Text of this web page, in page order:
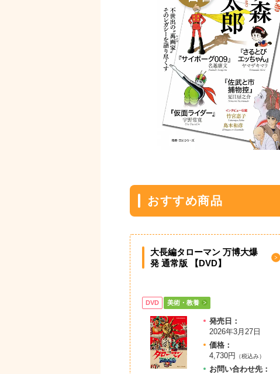
おすすめ商品
大長編タローマン 万博大爆
発 通常版 【DVD】
DVD 美術・教養
発売日：
2026年3月27日
価格：
4,730円
（税込み）
お問い合わせ先：